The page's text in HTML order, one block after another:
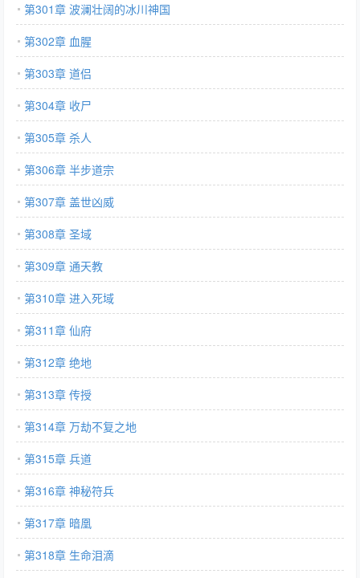
第301章 波澜壮阔的冰川神国
第302章 血腥
第303章 道侣
第304章 收尸
第305章 杀人
第306章 半步道宗
第307章 盖世凶威
第308章 圣域
第309章 通天教
第310章 进入死域
第311章 仙府
第312章 绝地
第313章 传授
第314章 万劫不复之地
第315章 兵道
第316章 神秘符兵
第317章 暗凰
第318章 生命泪滴